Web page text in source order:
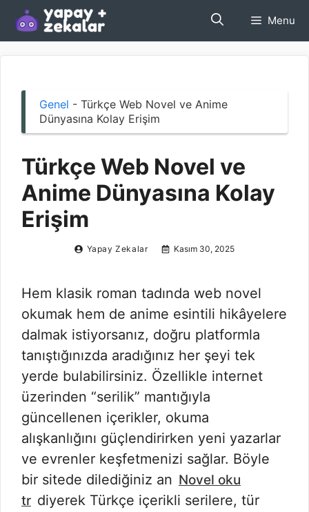
İçeriğe
atla
Menu
Genel - Türkçe Web Novel ve Anime
Dünyasına Kolay Erişim
Türkçe Web Novel ve
Anime Dünyasına Kolay
Erişim
Yapay Zekalar Kasım 30, 2025
Hem klasik roman tadında web novel
okumak hem de anime esintili hikâyelere
dalmak istiyorsanız, doğru platformla
tanıştığınızda aradığınız her şeyi tek
yerde bulabilirsiniz. Özellikle internet
üzerinden “serilik” mantığıyla
güncellenen içerikler, okuma
alışkanlığını güçlendirirken yeni yazarlar
ve evrenler keşfetmenizi sağlar. Böyle
bir sitede dilediğiniz an Novel oku
tr diyerek Türkçe içerikli serilere, tür